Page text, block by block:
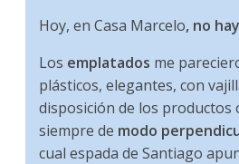
Hoy, en Casa Marcelo, no
Los emplatados me
plásticos, elegantes, con
disposición de los productos
siempre de modo
cual espada de Santiago